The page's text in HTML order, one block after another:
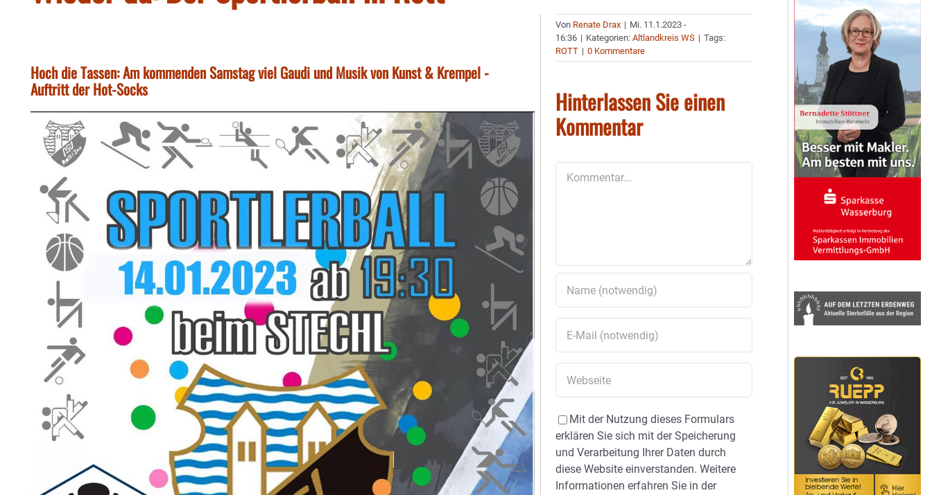
Hoch die Tassen: Am kommenden Samstag viel Gaudi und Musik von Kunst & Krempel -
Auftritt der Hot-Socks
Von Renate Drax | Mi. 11.1.2023 -
16:36 | Kategorien:Altlandkreis WS | Tags:
ROTT | 0 Kommentare
Hinterlassen Sie einen
Kommentar
Mit der Nutzung dieses Formulars
erklären Sie sich mit der Speicherung
und Verarbeitung Ihrer Daten durch
diese Website einverstanden. Weitere
Informationen erfahren Sie in der